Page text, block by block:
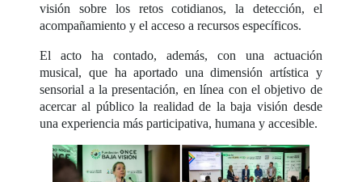
visión sobre los retos cotidianos, la detección, el
acompañamiento y el acceso a recursos específicos.
El acto ha contado, además, con una actuación
musical, que ha aportado una dimensión artística y
sensorial a la presentación, en línea con el objetivo de
acercar al público la realidad de la baja visión desde
una experiencia más participativa, humana y accesible.